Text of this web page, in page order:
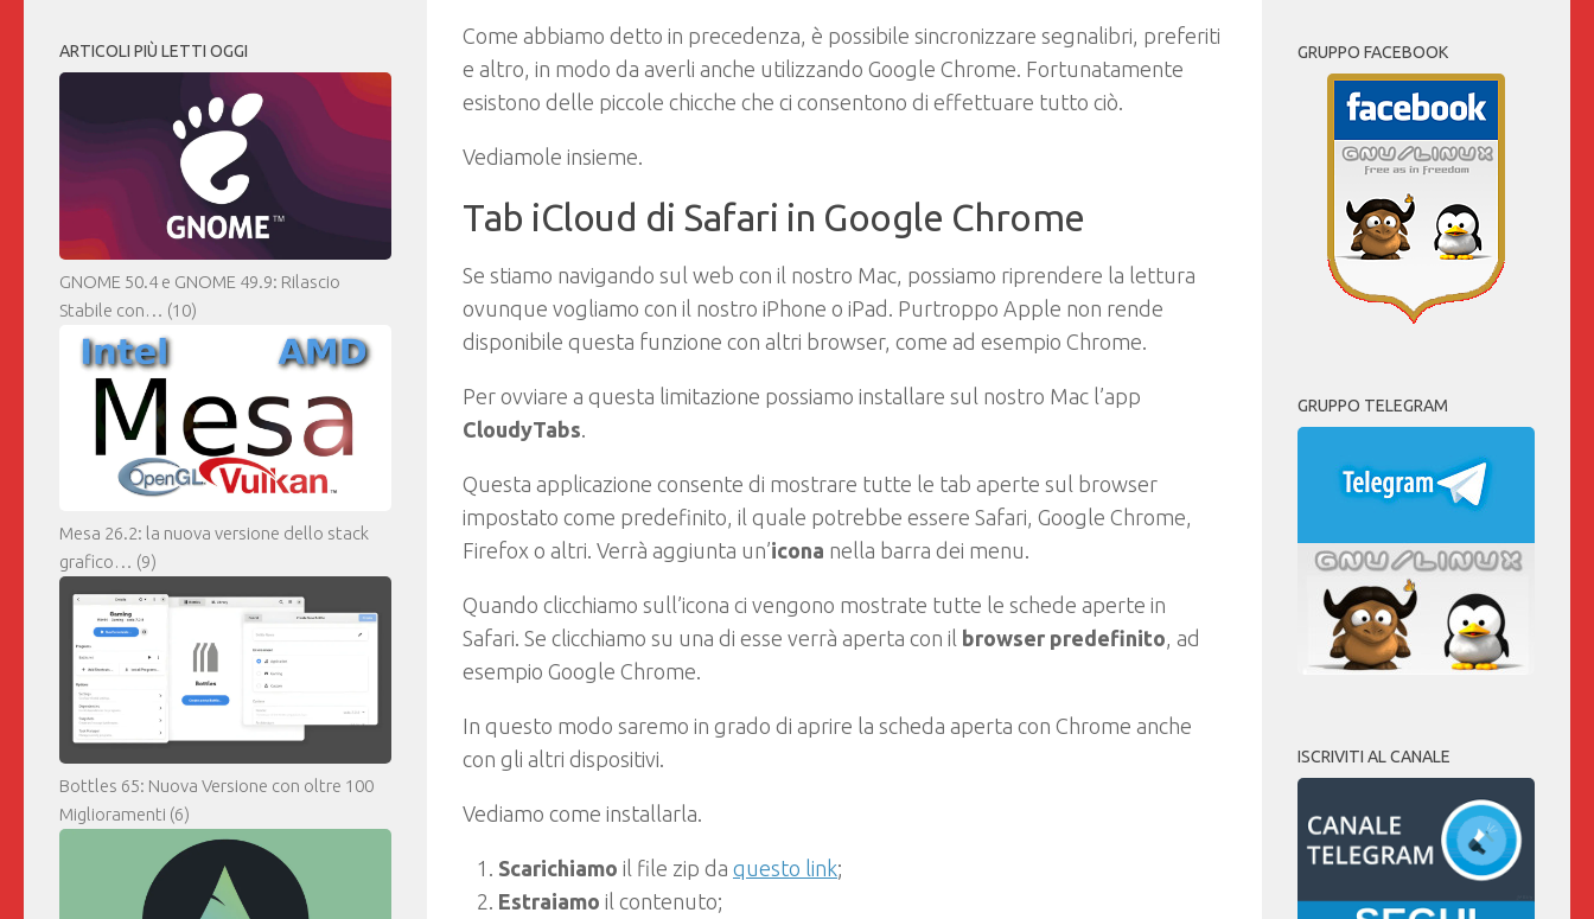
Come abbiamo detto in precedenza, è possibile sincronizzare segnalibri, preferiti
e altro, in modo da averli anche utilizzando Google Chrome. Fortunatamente
esistono delle piccole chicche che ci consentono di effettuare tutto ciò.
Vediamole insieme.
Tab iCloud di Safari in Google Chrome
Se stiamo navigando sul web con il nostro Mac, possiamo riprendere la lettura
ovunque vogliamo con il nostro iPhone o iPad. Purtroppo Apple non rende
disponibile questa funzione con altri browser, come ad esempio Chrome.
Per ovviare a questa limitazione possiamo installare sul nostro Mac l’app
CloudyTabs.
Questa applicazione consente di mostrare tutte le tab aperte sul browser
impostato come predefinito, il quale potrebbe essere Safari, Google Chrome,
Firefox o altri. Verrà aggiunta un’icona nella barra dei menu.
Quando clicchiamo sull’icona ci vengono mostrate tutte le schede aperte in
Safari. Se clicchiamo su una di esse verrà aperta con il browser predefinito, ad
esempio Google Chrome.
In questo modo saremo in grado di aprire la scheda aperta con Chrome anche
con gli altri dispositivi.
Vediamo come installarla.
Scarichiamo il file zip da questo link;
Estraiamo il contenuto;
ARTICOLI PIÙ LETTI OGGI
GNOME 50.4 e GNOME 49.9: Rilascio
Stabile con… (10)
Mesa 26.2: la nuova versione dello stack
grafico… (9)
Bottles 65: Nuova Versione con oltre 100
Miglioramenti (6)
GRUPPO FACEBOOK
GRUPPO TELEGRAM
ISCRIVITI AL CANALE